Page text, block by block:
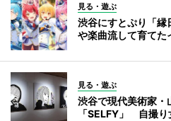
見る・遊ぶ
渋谷にすとぷり「
や楽曲流して育てた
見る・遊ぶ
渋谷で現代美術家・
「SELFY」 自撮り